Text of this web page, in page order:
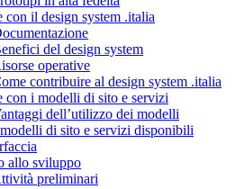
con il design system .italia
del design system
operative
contribuire al design system .italia
con i modelli di sito e servizi
dell’utilizzo dei modelli
di sito e servizi disponibili
allo sviluppo
preliminari